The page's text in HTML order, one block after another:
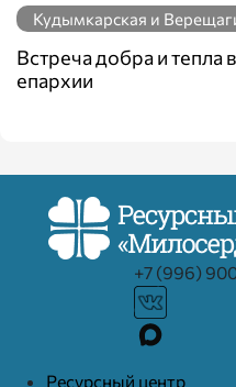
Кудымкарская и
Встреча добра и тепла
епархии
+7 (996)
Ресурcный центр